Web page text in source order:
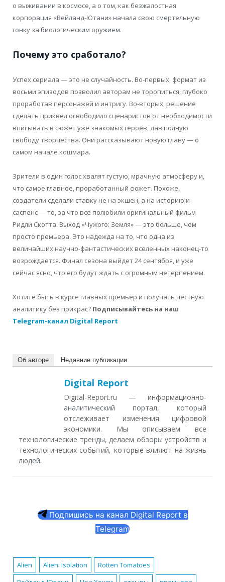
о выживании в космосе, а о том, как безжалостная
корпорация «Вейланд-Ютани» начала свою смертельную
гонку за биологическим оружием.
Почему это сработало?
Успех сериала — это не случайность. Во-первых, формат из
восьми эпизодов позволил авторам не торопиться, глубоко
проработав персонажей и интригу. Во-вторых, решение
сделать приквел освободило сценаристов от необходимости
вписывать в сюжет уже знакомых героев, дав полную
свободу творчества. Они рассказывают новую главу — о
самом начале кошмара.
Зрители в один голос хвалят густую, мрачную атмосферу и,
что самое главное, проработанный сюжет. Похоже,
создатели сделали ставку не на экшен, а на историю и
саспенс — то, за что все полюбили оригинальный фильм
Ридли Скотта. Выход «Чужого: Земля» — это больше, чем
просто премьера. Это надежда на то, что одна из
величайших научно-фантастических вселенных наконец-то
возрождается. Финал сезона выйдет 24 сентября, и уже
сейчас ясно, что его будут ждать с огромным нетерпением.
Хотите быть в курсе главных премьер и получать честную
аналитику без прикрас?
Telegram-канал Digital Report
Об авторе Недавние публикации
Digital Report
Digital-Report.ru — информационно-
аналитический портал, который
отслеживает изменения цифровой
экономики. Мы описываем все
технологические тренды, делаем обзоры устройств и
технологических событий, которые влияют на жизнь
людей.
Подпишись на канал Digital Report в
Telegram
Alien Alien: Isolation
Rotten Tomatoes